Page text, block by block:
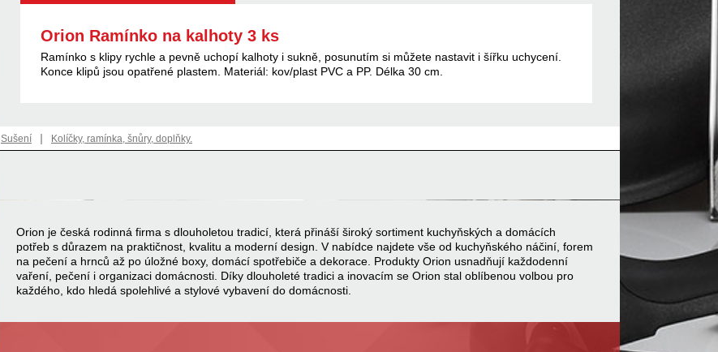
Orion Ramínko na kalhoty 3 ks
Ramínko s klipy rychle a pevně uchopí kalhoty i sukně, posunutím si můžete nastavit i šířku uchycení.
Konce klipů jsou opatřené plastem. Materiál: kov/plast PVC a PP. Délka 30 cm.
Sušení | Kolíčky, ramínka, šnůry, doplňky.
Orion je česká rodinná firma s dlouholetou tradicí, která přináší široký sortiment kuchyňských a domácích
potřeb s důrazem na praktičnost, kvalitu a moderní design. V nabídce najdete vše od kuchyňského náčiní, forem
na pečení a hrnců až po úložné boxy, domácí spotřebiče a dekorace. Produkty Orion usnadňují každodenní
vaření, pečení i organizaci domácnosti. Díky dlouholeté tradici a inovacím se Orion stal oblíbenou volbou pro
každého, kdo hledá spolehlivé a stylové vybavení do domácnosti.